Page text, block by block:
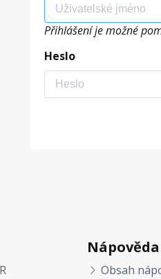
Přihlášení je možné
Heslo
Nápověda
Obsah